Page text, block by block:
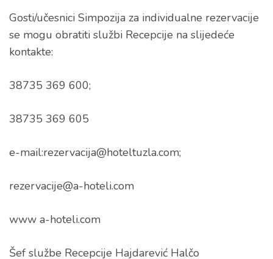
Gosti/učesnici Simpozija za individualne rezervacije
se mogu obratiti službi Recepcije na slijedeće
kontakte:
38735 369 600;
38735 369 605
e-mail:rezervacija@hoteltuzla.com;
rezervacije@a-hoteli.com
www a-hoteli.com
Šef službe Recepcije Hajdarević Halčo